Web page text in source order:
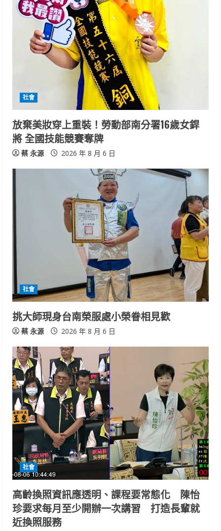
e
i
n
g
社會
放棄美妝穿上重裝！勞動部南分署16歲女銲
將 全國技能競賽奪牌
蔡 永源 2026 年 8 月 6 日
社會
挑大師現身台南榮服處小榮眷相見歡
蔡 永源 2026 年 8 月 6 日
社會
高齡換照資訊應透明、課程要常態化 陳怡
珍要求每月至少開辦一次講習 打造長輩就
近換照服務